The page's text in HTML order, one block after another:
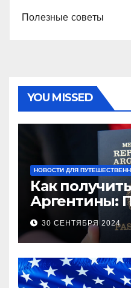
Полезные советы
YOU MISSED
НОВОСТИ ДЛЯ
Как
Аргентины:
руководство
30 СЕНТЯБРЯ 2024